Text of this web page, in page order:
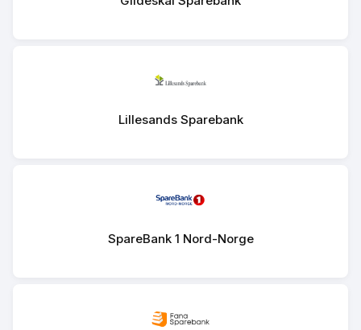
Lillesands Sparebank
SpareBank 1 Nord-Norge